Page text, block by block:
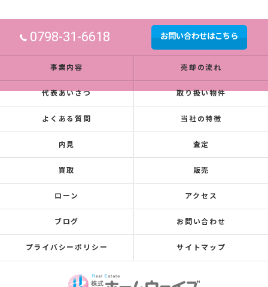
0798-31-6618 お問い合わせはこちら
事業内容 売却の流れ
代表あいさつ 取り扱い物件
よくある質問 当社の特徴
内見 査定
買取 販売
ローン アクセス
ブログ お問い合わせ
プライバシーポリシー サイトマップ